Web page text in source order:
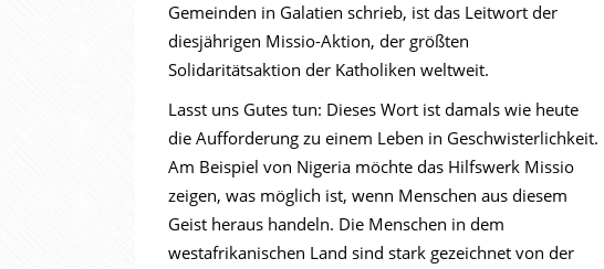
Gemeinden in Galatien schrieb, ist das Leitwort der
diesjährigen Missio-Aktion, der größten
Solidaritätsaktion der Katholiken weltweit.
Lasst uns Gutes tun: Dieses Wort ist damals wie heute
die Aufforderung zu einem Leben in Geschwisterlichkeit.
Am Beispiel von Nigeria möchte das Hilfswerk Missio
zeigen, was möglich ist, wenn Menschen aus diesem
Geist heraus handeln. Die Menschen in dem
westafrikanischen Land sind stark gezeichnet von der